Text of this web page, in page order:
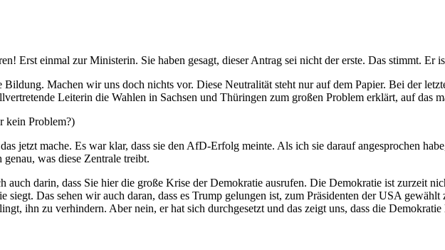
Erst einmal zur Ministerin. Sie haben gesagt, dieser Antrag sei nicht der erste. Das stimmt. Er
Machen wir uns doch nichts vor. Diese Neutralität steht nur auf dem Papier. Bei der
Leiterin die Wahlen in Sachsen und Thüringen zum großen Problem erklärt, auf das
kein Problem?)
jetzt mache. Es war klar, dass sie den AfD-Erfolg meinte. Als ich sie darauf angesprochen
was diese Zentrale treibt.
darin, dass Sie hier die große Krise der Demokratie ausrufen. Die Demokratie ist zurzeit
siegt. Das sehen wir auch daran, dass es Trump gelungen ist, zum Präsidenten der USA
ihn zu verhindern. Aber nein, er hat sich durchgesetzt und das zeigt uns, dass die Demokratie